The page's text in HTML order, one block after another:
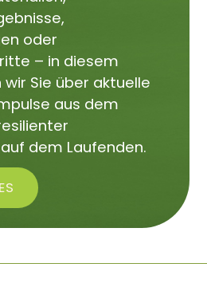
oder
– in diesem
Sie über aktuelle
aus dem
dem Laufenden.